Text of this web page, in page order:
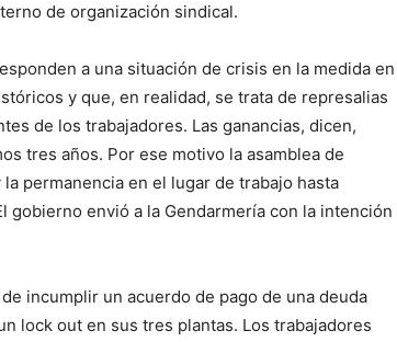
de organización sindical.
a una situación de crisis en la medida en
y que, en realidad, se trata de represalias
de los trabajadores. Las ganancias, dicen,
tres años. Por ese motivo la asamblea de
permanencia en el lugar de trabajo hasta
gobierno envió a la Gendarmería con la intención
incumplir un acuerdo de pago de una deuda
lock out en sus tres plantas. Los trabajadores